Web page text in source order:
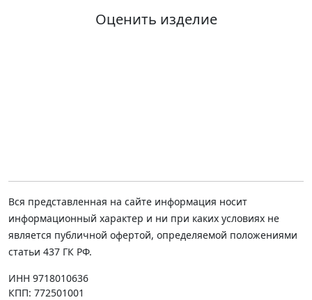
Оценить изделие
Вся представленная на сайте информация носит
информационный характер и ни при каких условиях не
является публичной офертой, определяемой положениями
статьи 437 ГК РФ.
ИНН 9718010636
КПП: 772501001